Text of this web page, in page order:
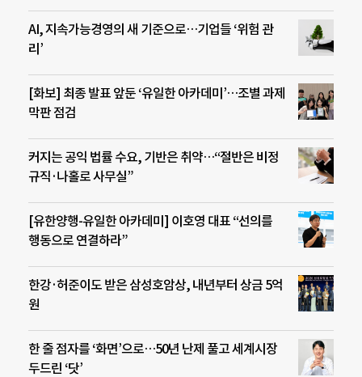
AI, 지속가능경영의 새 기준으로…기업들 ‘위험 관
리’
[화보] 최종 발표 앞둔 ‘유일한 아카데미’…조별 과제
막판 점검
커지는 공익 법률 수요, 기반은 취약…“절반은 비정
규직·나홀로 사무실”
[유한양행-유일한 아카데미] 이호영 대표 “선의를
행동으로 연결하라”
한강·허준이도 받은 삼성호암상, 내년부터 상금 5억
원
한 줄 점자를 ‘화면’으로…50년 난제 풀고 세계시장
두드린 ‘닷’